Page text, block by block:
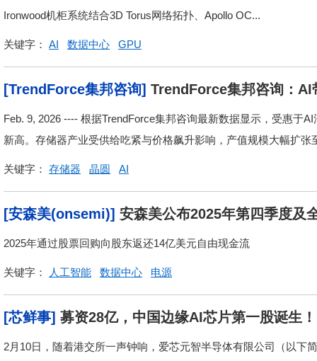
Ironwood机柜系统结合3D Torus网络拓扑、Apollo OC...
关键字： AI 数据中心 GPU
[TrendForce集邦咨询] TrendForce集邦咨询：AI
倍以上
Feb. 9, 2026 ---- 根据TrendForce集邦咨询最新数据显示，受惠于
新高。存储器产业受供给吃紧与价格飙升影响，产值规模大幅扩张
关键字： 存储器 晶圆 AI
[安森美(onsemi)] 安森美公布2025年第四季度及
2025年通过股票回购向股东返还14亿美元自由现金流
关键字： 人工智能 数据中心 电源
[芯鲜事] 募资28亿，中国边缘AI芯片第一股诞生！
2月10日，随着港交所一声钟响，爱芯元智半导体有限公司（以下